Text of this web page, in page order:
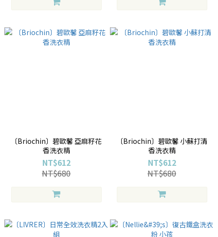
〔Briochin〕碧歐馨 亞麻籽花
香洗衣精
NT$612
NT$680
〔Briochin〕碧歐馨 小蘇打清
香洗衣精
NT$612
NT$680